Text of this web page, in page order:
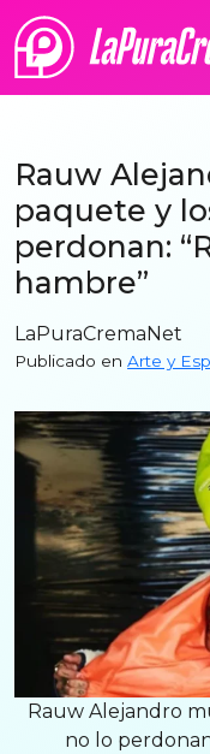
Rauw
paquete y
perdonan:
hambre”
LaPuraCremaNet
Publicado en Arte y
Rauw Alejandro
no lo